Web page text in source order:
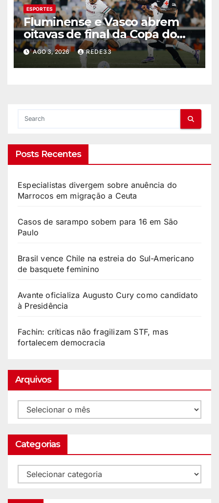
ESPORTES
Fluminense e Vasco abrem
oitavas de final da Copa do
Brasil com 0 a 0
AGO 3, 2026 REDE33
Posts Recentes
Especialistas divergem sobre anuência do
Marrocos em migração a Ceuta
Casos de sarampo sobem para 16 em São
Paulo
Brasil vence Chile na estreia do Sul-Americano
de basquete feminino
Avante oficializa Augusto Cury como candidato
à Presidência
Fachin: críticas não fragilizam STF, mas
fortalecem democracia
Arquivos
Categorias